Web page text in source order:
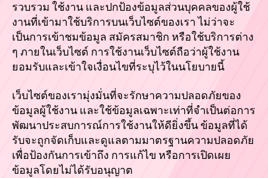
รวบรวม ใช้งาน และปกป้องข้อมูลส่วนบุคคลของผู้ใช้
งานที่เข้ามาใช้บริการบนเว็บไซต์ของเรา ไม่ว่าจะ
เป็นการเข้าชมข้อมูล สมัครสมาชิก หรือใช้บริการต่าง
ๆ ภายในเว็บไซต์ การใช้งานเว็บไซต์ถือว่าผู้ใช้งาน
ยอมรับและเข้าใจเงื่อนไขที่ระบุไว้ในนโยบายนี้
เว็บไซต์ของเรามุ่งมั่นที่จะรักษาความปลอดภัยของ
ข้อมูลผู้ใช้งาน และใช้ข้อมูลเฉพาะเท่าที่จำเป็นต่อการ
พัฒนาประสบการณ์การใช้งานให้ดียิ่งขึ้น ข้อมูลที่ได้
รับจะถูกจัดเก็บและดูแลตามมาตรฐานความปลอดภัย
เพื่อป้องกันการเข้าถึง การแก้ไข หรือการเปิดเผย
ข้อมูลโดยไม่ได้รับอนุญาต